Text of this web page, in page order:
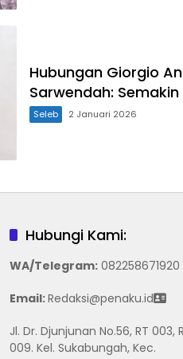
Hubungan Giorgio
Sarwendah: Semakin
Seleb 2 Januari 2026
Hubungi Kami:
WA/Telegram:082258671920
Email:Redaksi@penaku.id
Jl. Dr. Djunjunan No.56, RT 003,
009. Kel. Sukabungah, Kec.